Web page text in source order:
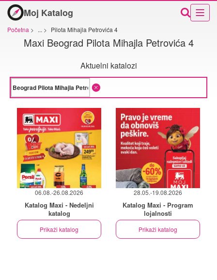
Moj Katalog
Početna > ... > Pilota Mihajla Petrovića 4
Maxi Beograd Pilota Mihajla Petrovića 4
Aktuelni katalozi
06.08.-26.08.2026
Katalog Maxi - Nedeljni
katalog
Prikaži katalog
28.05.-19.08.2026
Katalog Maxi - Program
lojalnosti
Prikaži katalog